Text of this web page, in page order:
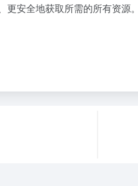
安全地获取所需的所有资源。